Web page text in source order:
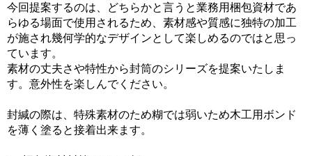
今回提案するのは、どちらかと言うと業務用梱包資材であ
らゆる場面で使用されるため、素材感や質感に独特の加工
が施され幾何学的なデザインとして楽しめるのではと思っ
ています。
素材の丈夫さや特性から封筒のシリーズを提案いたしま
す。意外性を楽しんでください。
封緘の際は、特殊素材のため糊では弱いため木工用ボンド
を薄く塗ると接着出来ます。